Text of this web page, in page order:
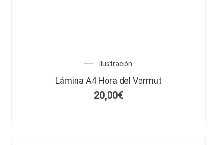
Ilustración
Lámina A4 Hora del Vermut
20,00€